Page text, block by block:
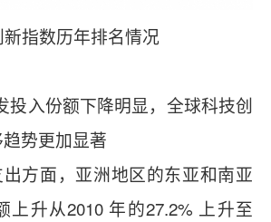
指数历年排名情况
入份额下降明显，全球科技创
势更加显著
方面，亚洲地区的东亚和南亚
上升从2010 年的27.2% 上升至